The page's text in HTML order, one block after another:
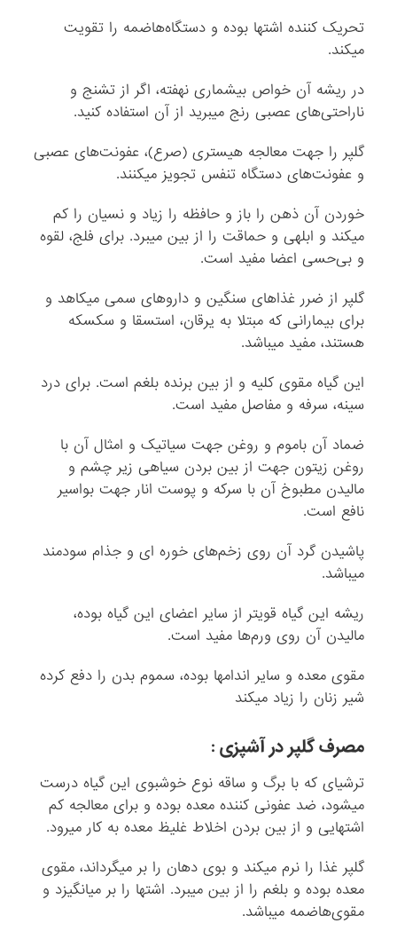
تحریک کننده اشتها بوده و دستگاه‌هاضمه را تقویت
می‏کند.
در ریشه آن خواص بیشمارى نهفته، اگر از تشنج و
ناراحتى‌هاى عصبى رنج می‏برید از آن استفاده کنید.
گلپر را جهت معالجه هیسترى (صرع)، عفونت‌هاى عصبى
و عفونت‌هاى دستگاه تنفس تجویز می‏کنند.
خوردن آن ذهن را باز و حافظه را زیاد و نسیان را کم
می‏کند و ابلهى و حماقت را از بین می‏برد. براى فلج، لقوه
و بى‌حسى اعضا مفید است.
گلپر از ضرر غذاهاى سنگین و داروهاى سمى می‏کاهد و
براى بیمارانى که مبتلا به یرقان، استسقا و سکسکه
هستند، مفید می‏باشد.
این گیاه مقوى کلیه و از بین برنده بلغم است. براى درد
سینه، سرفه و مفاصل مفید است.
ضماد آن باموم و روغن جهت سیاتیک و امثال آن با
روغن زیتون جهت از بین بردن سیاهى زیر چشم و
مالیدن مطبوخ آن با سرکه و پوست انار جهت بواسیر
نافع است.
پاشیدن گرد آن روى زخم‌هاى خوره‏ اى و جذام سودمند
می‏باشد.
ریشه این گیاه قوی‏تر از سایر اعضاى این گیاه بوده،
مالیدن آن روى ورم‌ها مفید است.
مقوی معده و سایر اندامها بوده، سموم بدن را دفع کرده
شیر زنان را زیاد میکند
مصرف گلپر در آشپزی :
ترشی‏اى که با برگ و ساقه نوع خوشبوى این گیاه درست
می‏شود، ضد عفونى کننده معده بوده و براى معالجه کم
اشتهایى و از بین بردن اخلاط غلیظ معده به کار می‏رود.
گلپر غذا را نرم می‏کند و بوى دهان را بر می‏گرداند، مقوى
معده بوده و بلغم را از بین می‏برد. اشتها را بر می‏انگیزد و
مقوى‌هاضمه می‏باشد.